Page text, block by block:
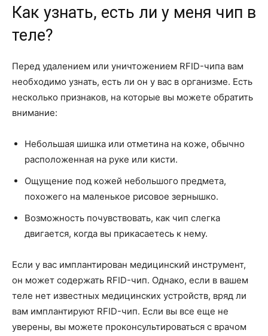
Как узнать, есть ли у меня чип в
теле?
Перед удалением или уничтожением RFID-чипа вам
необходимо узнать, есть ли он у вас в организме. Есть
несколько признаков, на которые вы можете обратить
внимание:
Небольшая шишка или отметина на коже, обычно
расположенная на руке или кисти.
Ощущение под кожей небольшого предмета,
похожего на маленькое рисовое зернышко.
Возможность почувствовать, как чип слегка
двигается, когда вы прикасаетесь к нему.
Если у вас имплантирован медицинский инструмент,
он может содержать RFID-чип. Однако, если в вашем
теле нет известных медицинских устройств, вряд ли
вам имплантируют RFID-чип. Если вы все еще не
уверены, вы можете проконсультироваться с врачом